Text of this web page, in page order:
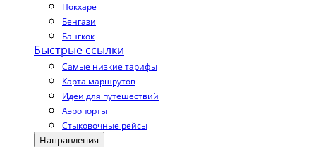
Покхаре
Бенгази
Бангкок
Быстрые ссылки
Самые низкие тарифы
Карта маршрутов
Идеи для путешествий
Аэропорты
Стыковочные рейсы
Направления